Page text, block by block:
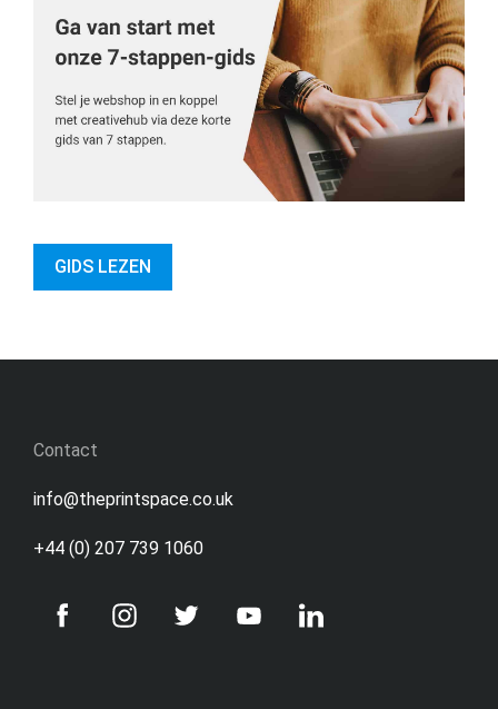
GIDS LEZEN
Contact
info@theprintspace.co.uk
+44 (0) 207 739 1060